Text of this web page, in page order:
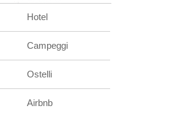
Hotel
Campeggi
Ostelli
Airbnb